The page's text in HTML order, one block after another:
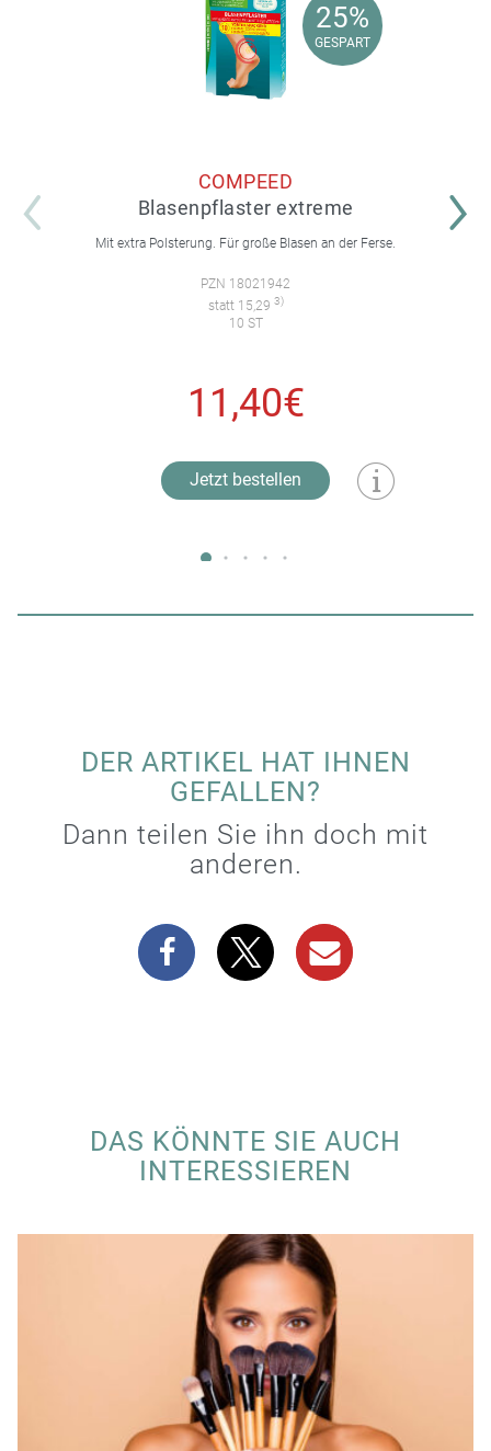
25%
GESPART
25%
GESPART
COMPEED
Blasenpflaster extreme
Mit extra Polsterung. Für große Blasen an der Ferse.
PZN 18021942
statt 15,29 3)
10 ST
11,40€
Jetzt bestellen
DER ARTIKEL HAT IHNEN
GEFALLEN?
Dann teilen Sie ihn doch mit
anderen.
DAS KÖNNTE SIE AUCH
INTERESSIEREN